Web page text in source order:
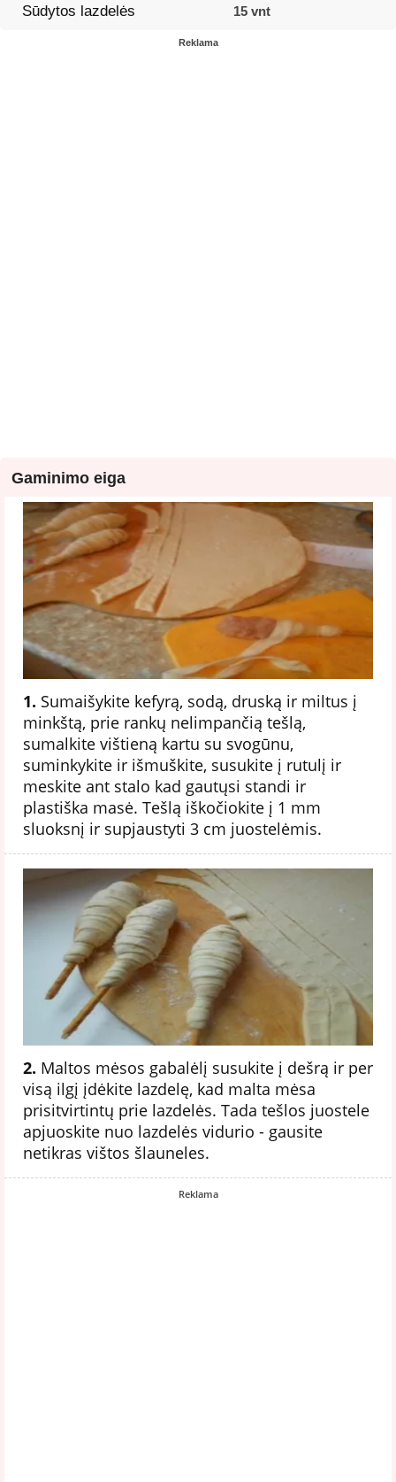
Sūdytos lazdelės 15 vnt
Reklama
Gaminimo eiga
1. Sumaišykite kefyrą, sodą, druską ir miltus į
minkštą, prie rankų nelimpančią tešlą,
sumalkite vištieną kartu su svogūnu,
suminkykite ir išmuškite, susukite į rutulį ir
meskite ant stalo kad gautųsi standi ir
plastiška masė. Tešlą iškočiokite į 1 mm
sluoksnį ir supjaustyti 3 cm juostelėmis.
2. Maltos mėsos gabalėlį susukite į dešrą ir per
visą ilgį įdėkite lazdelę, kad malta mėsa
prisitvirtintų prie lazdelės. Tada tešlos juostele
apjuoskite nuo lazdelės vidurio - gausite
netikras vištos šlauneles.
Reklama